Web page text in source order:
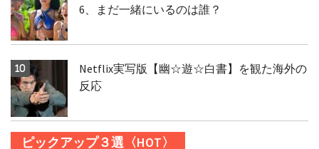
6、まだ一緒にいるのは誰？
Netflix実写版【幽☆遊☆白書】を観た海外の
反応
ピックアップ３選〈HOT〉